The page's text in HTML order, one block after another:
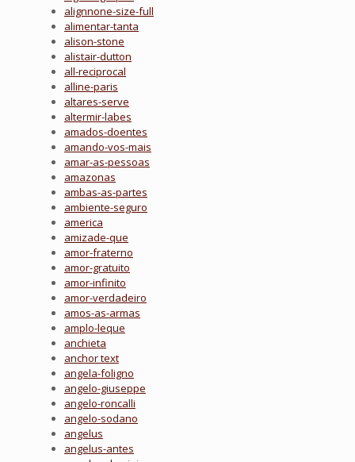
alignnone-size-full
alimentar-tanta
alison-stone
alistair-dutton
all-reciprocal
alline-paris
altares-serve
altermir-labes
amados-doentes
amando-vos-mais
amar-as-pessoas
amazonas
ambas-as-partes
ambiente-seguro
america
amizade-que
amor-fraterno
amor-gratuito
amor-infinito
amor-verdadeiro
amos-as-armas
amplo-leque
anchieta
anchor text
angela-foligno
angelo-giuseppe
angelo-roncalli
angelo-sodano
angelus
angelus-antes